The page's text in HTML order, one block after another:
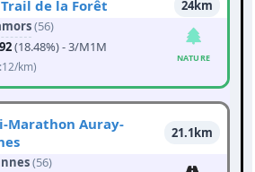
Trail de la Forêt
24km
(56)
(18.48%) - 3/M1M
km)
NATURE
Marathon Auray-
21.1km
(56)